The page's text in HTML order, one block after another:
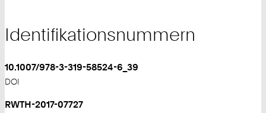
Identifikationsnummern
10.1007/978-3-319-58524-6_39
DOI
RWTH-2017-07727